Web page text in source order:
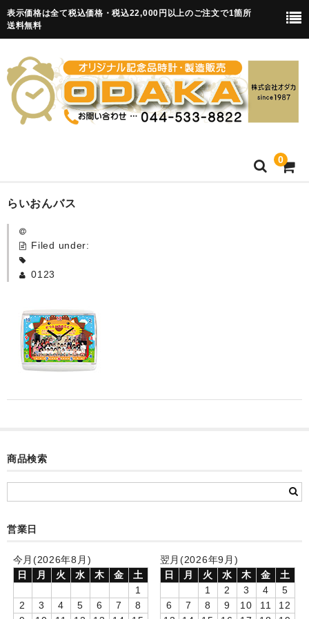
表示価格は全て税込価格・税込22,000円以上のご注文で1箇所
送料無料
0
HOME
卒園記念品
カード付フォトフレームクロック(集合)
目覚まし時計(集合＋個別)
お絵かきギャラリープラス(絵＋個別)
知育時計
お絵かきギャラリー
自作オリジナル時計
らいおんバス
Filed under:
0123
商品検索
営業日
今月(2026年8月)
日
月 火 水 木 金
土
1
2
3 4 5 6 7
8
翌月(2026年9月)
日
月 火 水 木 金
土
1
2 3 4
5
6
7 8 9 10 11
12